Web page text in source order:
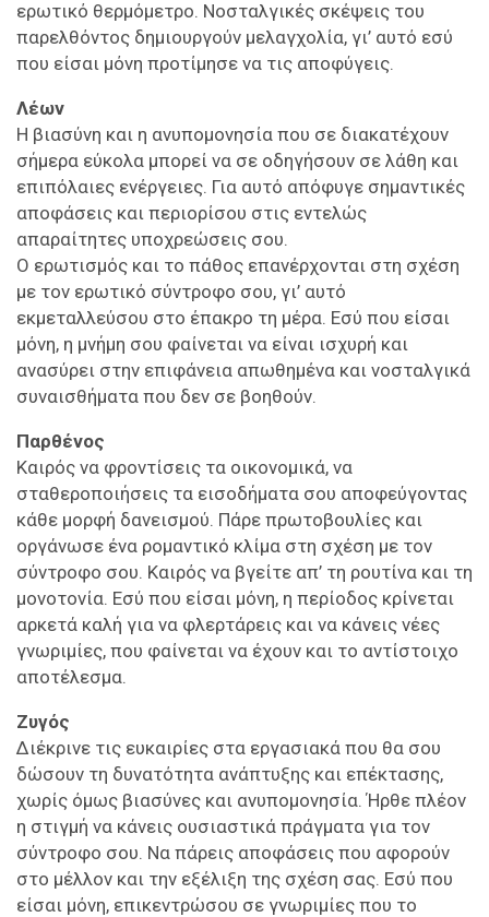
ερωτικό θερμόμετρο. Νοσταλγικές σκέψεις του
παρελθόντος δημιουργούν μελαγχολία, γι’ αυτό εσύ
που είσαι μόνη προτίμησε να τις αποφύγεις.
Λέων
Η βιασύνη και η ανυπομονησία που σε διακατέχουν
σήμερα εύκολα μπορεί να σε οδηγήσουν σε λάθη και
επιπόλαιες ενέργειες. Για αυτό απόφυγε σημαντικές
αποφάσεις και περιορίσου στις εντελώς
απαραίτητες υποχρεώσεις σου.
Ο ερωτισμός και το πάθος επανέρχονται στη σχέση
με τον ερωτικό σύντροφο σου, γι’ αυτό
εκμεταλλεύσου στο έπακρο τη μέρα. Εσύ που είσαι
μόνη, η μνήμη σου φαίνεται να είναι ισχυρή και
ανασύρει στην επιφάνεια απωθημένα και νοσταλγικά
συναισθήματα που δεν σε βοηθούν.
Παρθένος
Καιρός να φροντίσεις τα οικονομικά, να
σταθεροποιήσεις τα εισοδήματα σου αποφεύγοντας
κάθε μορφή δανεισμού. Πάρε πρωτοβουλίες και
οργάνωσε ένα ρομαντικό κλίμα στη σχέση με τον
σύντροφο σου. Καιρός να βγείτε απ’ τη ρουτίνα και τη
μονοτονία. Εσύ που είσαι μόνη, η περίοδος κρίνεται
αρκετά καλή για να φλερτάρεις και να κάνεις νέες
γνωριμίες, που φαίνεται να έχουν και το αντίστοιχο
αποτέλεσμα.
Ζυγός
Διέκρινε τις ευκαιρίες στα εργασιακά που θα σου
δώσουν τη δυνατότητα ανάπτυξης και επέκτασης,
χωρίς όμως βιασύνες και ανυπομονησία. Ήρθε πλέον
η στιγμή να κάνεις ουσιαστικά πράγματα για τον
σύντροφο σου. Να πάρεις αποφάσεις που αφορούν
στο μέλλον και την εξέλιξη της σχέση σας. Εσύ που
είσαι μόνη, επικεντρώσου σε γνωριμίες που το